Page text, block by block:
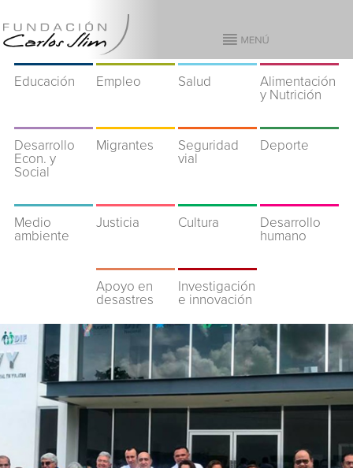
Educación Empleo Salud
Alimentación
y Nutrición
Desarrollo
Econ. y
Social
Migrantes
Seguridad
vial
Deporte
Medio
ambiente
Justicia Cultura
Desarrollo
humano
Apoyo en
desastres
Investigación
e innovación